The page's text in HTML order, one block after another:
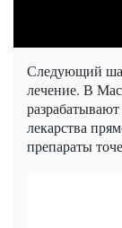
Следующий
лечение. В
лекарства
препараты